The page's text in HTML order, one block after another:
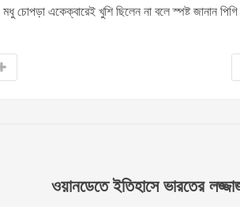
চোপড়া একেক্বারেই খুশি ছিলেন না বলে স্পষ্ট জানান
ওয়ানডেতে ইতিহাসে ভারতের